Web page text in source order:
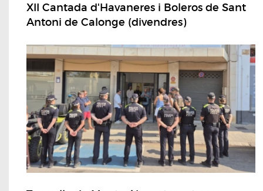
XII Cantada d'Havaneres i Boleros de Sant
Antoni de Calonge (divendres)